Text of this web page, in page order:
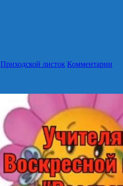
Приходской листок Комментарии